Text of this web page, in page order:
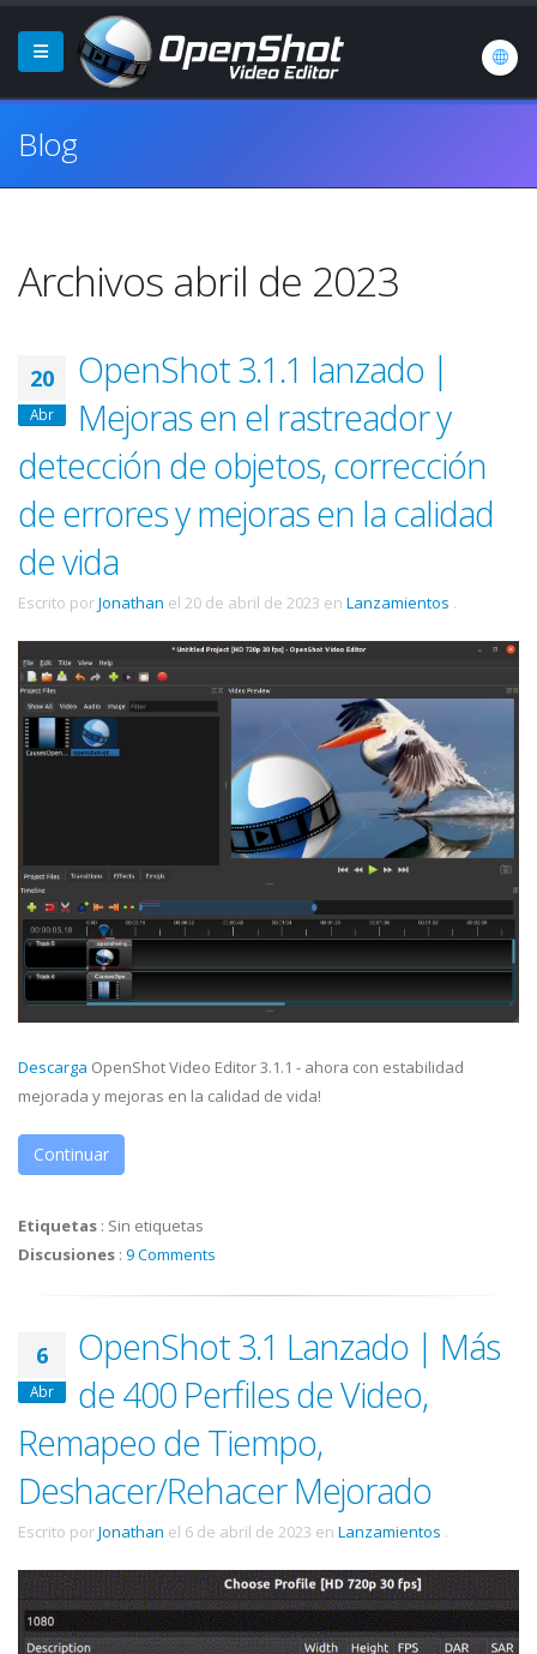
Blog
Archivos abril de 2023
20
Abr
OpenShot 3.1.1 lanzado |
Mejoras en el rastreador y
detección de objetos, corrección
de errores y mejoras en la calidad
de vida
Escrito porJonathan el 20 de abril de 2023 en Lanzamientos .
Descarga OpenShot Video Editor 3.1.1 - ahora con estabilidad
mejorada y mejoras en la calidad de vida!
Continuar
Etiquetas : Sin etiquetas
Discusiones : 9 Comments
6
Abr
OpenShot 3.1 Lanzado | Más
de 400 Perfiles de Video,
Remapeo de Tiempo,
Deshacer/Rehacer Mejorado
Escrito porJonathan el 6 de abril de 2023 en Lanzamientos .